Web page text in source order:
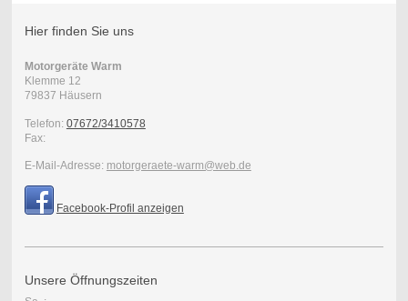
Hier finden Sie uns
Motorgeräte Warm
Klemme 12
79837 Häusern
Telefon: 07672/3410578
Fax:
E-Mail-Adresse: motorgeraete-warm@web.de
Facebook-Profil anzeigen
Unsere Öffnungszeiten